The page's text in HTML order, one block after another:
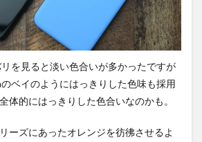
を見ると淡い色合いが多かったですが
ベイのようにはっきりした色味も採用
体的にはっきりした色合いなのかも。
ーズにあったオレンジを彷彿させるよ